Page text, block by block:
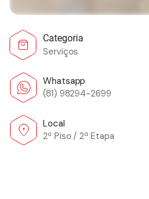
Categoria
Serviços
Whatsapp
(81) 98294-2699
Local
2º Piso / 2ª Etapa